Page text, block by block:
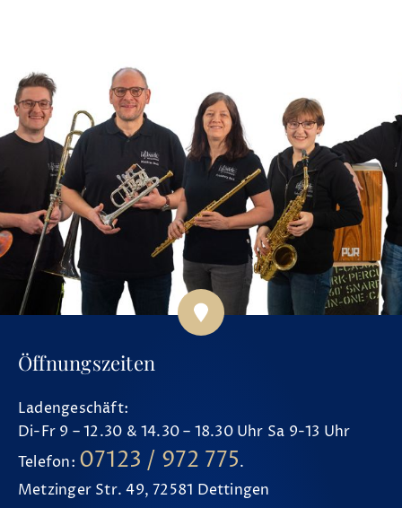
Öffnungszeiten
Ladengeschäft:
Di-Fr 9 – 12.30 & 14.30 – 18.30 Uhr Sa 9-13 Uhr
Telefon: 07123 / 972 775.
Metzinger Str. 49, 72581 Dettingen